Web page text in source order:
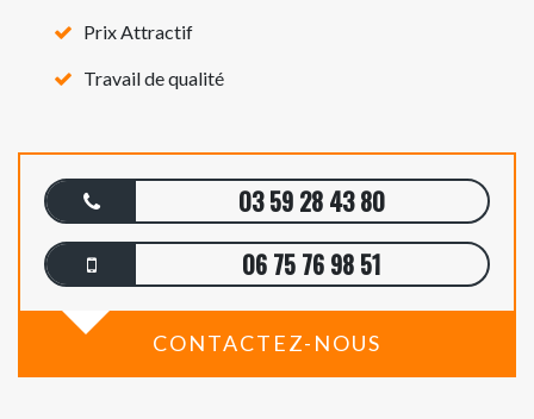
Prix Attractif
Travail de qualité
03 59 28 43 80
06 75 76 98 51
CONTACTEZ-NOUS